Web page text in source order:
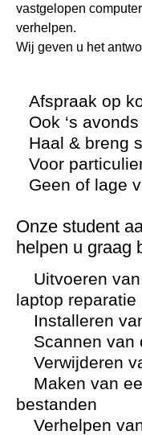
vastgelopen
verhelpen.
Wij geven u het
Afspraak op
Ook ‘s
Haal & breng
Voor
Geen of lage
Onze student
helpen u graag
Uitvoeren
laptop reparatie
Installeren
Scannen van
Verwijderen
Maken van
bestanden
Verhelpen